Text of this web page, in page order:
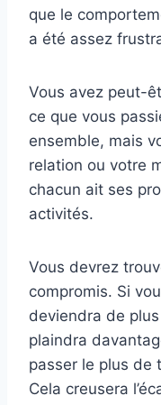
que le
a été assez
Vous avez peut-
ce que vous
ensemble, mais
relation ou votre
chacun ait ses
activités.
Vous devrez
compromis. Si
deviendra de
plaindra
passer le plus de
Cela creusera